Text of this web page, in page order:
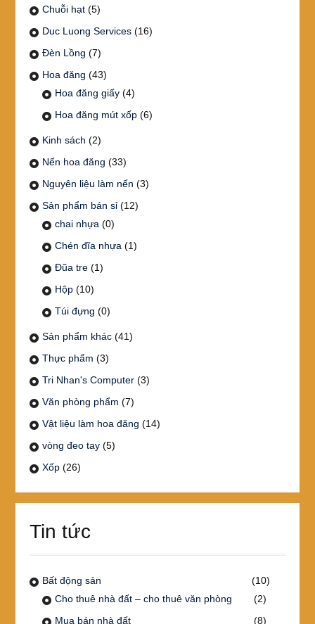
Chuỗi hạt (5)
Duc Luong Services (16)
Đèn Lồng (7)
Hoa đăng (43)
Hoa đăng giấy (4)
Hoa đăng mút xốp (6)
Kinh sách (2)
Nến hoa đăng (33)
Nguyên liệu làm nến (3)
Sản phẩm bán sỉ (12)
chai nhựa (0)
Chén đĩa nhựa (1)
Đũa tre (1)
Hộp (10)
Túi đựng (0)
Sản phẩm khác (41)
Thực phẩm (3)
Tri Nhan's Computer (3)
Văn phòng phẩm (7)
Vật liệu làm hoa đăng (14)
vòng đeo tay (5)
Xốp (26)
Tin tức
Bất động sản
(10)
Cho thuê nhà đất – cho thuê văn phòng
(2)
Mua bán nhà đất
(8)